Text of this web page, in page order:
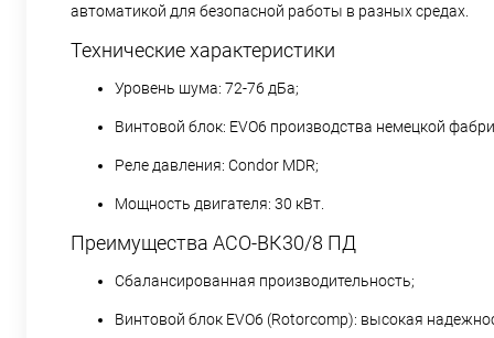
автоматикой для безопасной работы в разных средах.
Технические характеристики
Уровень шума: 72-76 дБа;
Винтовой блок: EVO6 производства немецкой
Реле давления: Condor MDR;
Мощность двигателя: 30 кВт.
Преимущества АСО‑ВК30/8 ПД
Сбалансированная производительность;
Винтовой блок EVO6 (Rotorcomp): высокая